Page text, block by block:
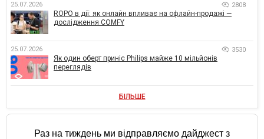
25.07.2026 2808
ROPO в дії: як онлайн впливає на офлайн-продажі —
дослідження COMFY
25.07.2026 3530
Як один оберт приніс Philips майже 10 мільйонів
переглядів
БІЛЬШЕ
Раз на тиждень ми відправляємо дайджест з